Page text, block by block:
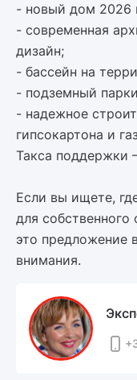
- новый дом 2026
- современная
дизайн;
- бассейн на
- подземный
- надежное
гипсокартона и
Такса поддержки
Если вы ищете,
для
это предложение
внимания.